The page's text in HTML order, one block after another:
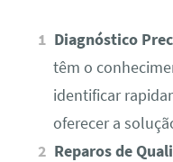
Diagnóstico
têm o
identificar
oferecer a
Reparos de